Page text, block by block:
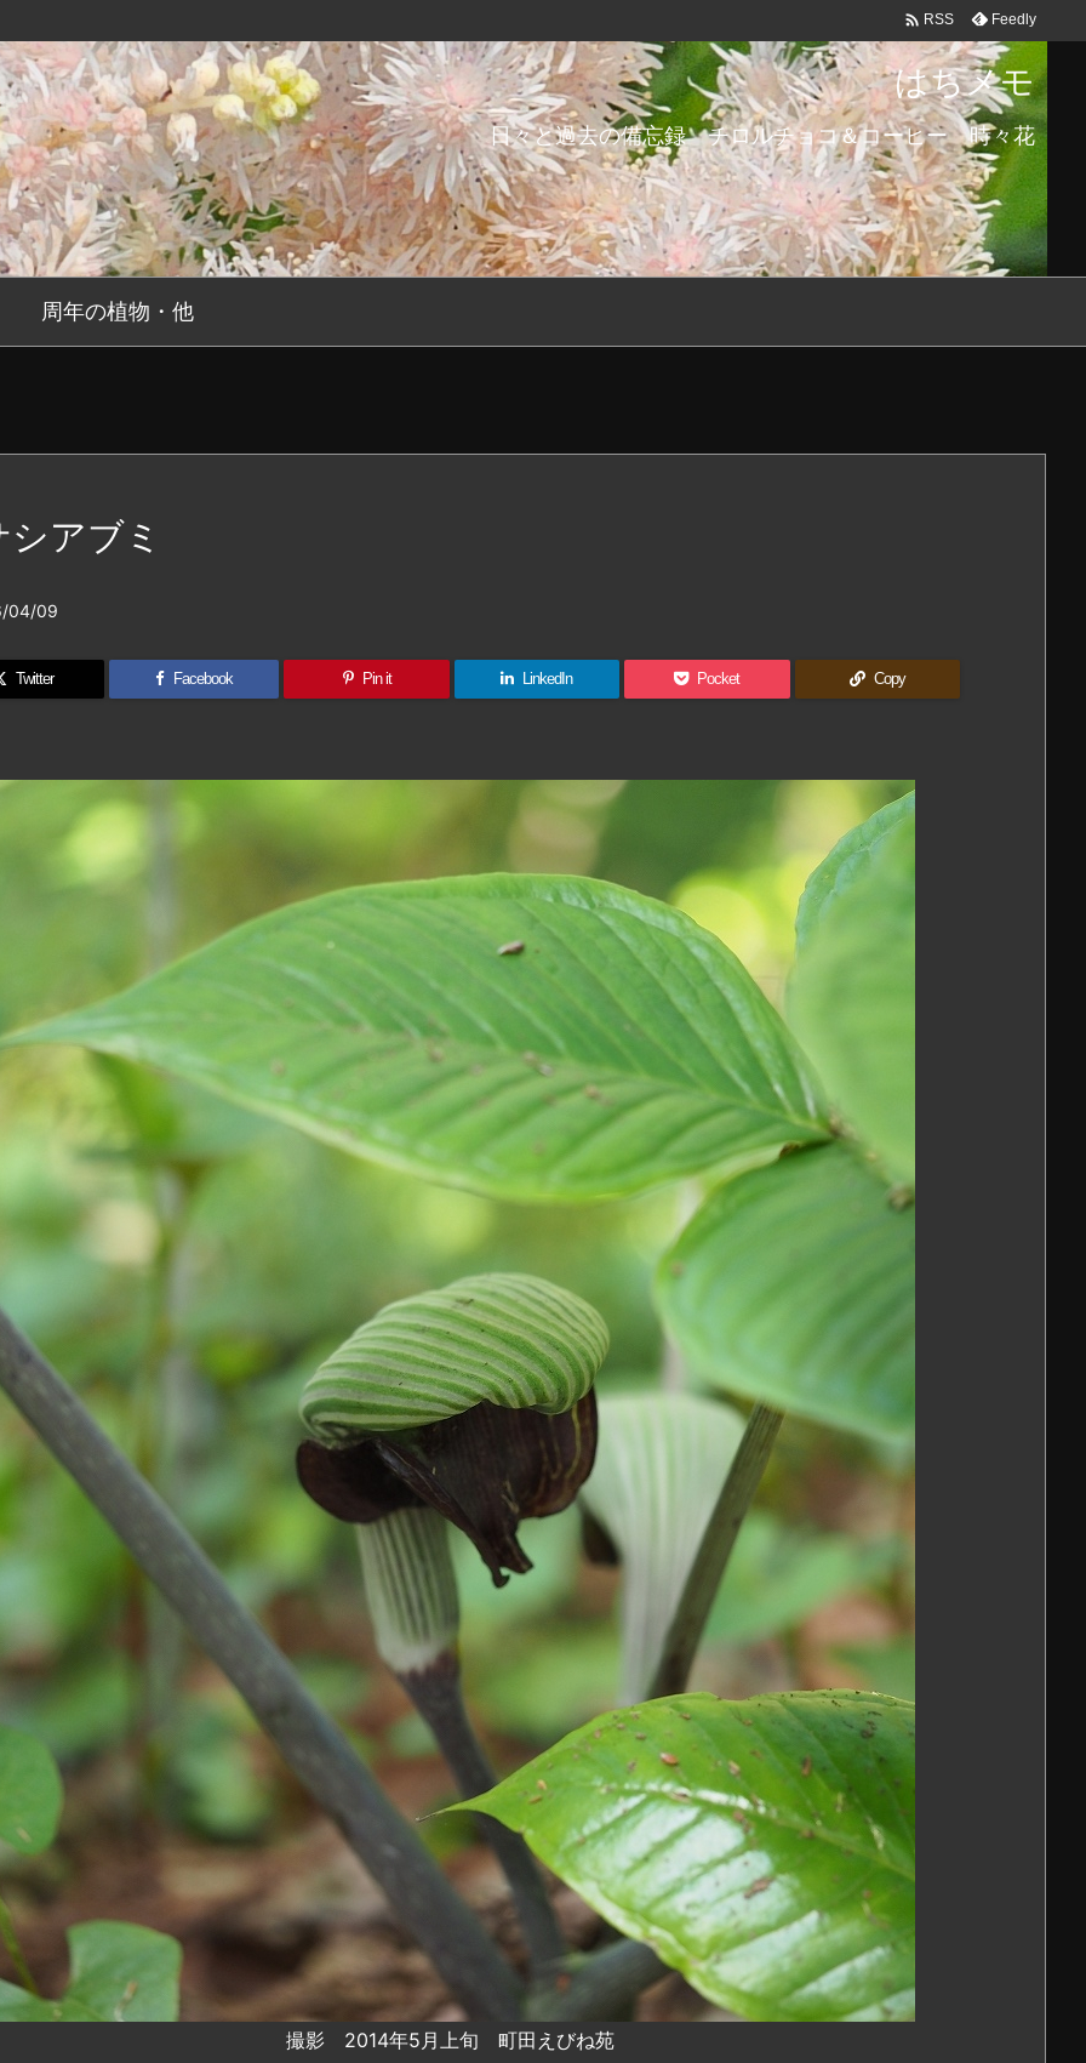
はちメモ
日々と過去の備忘録 チロルチョコ＆コーヒー 時々花
周年の植物・他
 RSS Feedly
アブミ
04/09
Twitter Facebook Pin it LinkedIn Pocket Copy
撮影 2014年5月上旬 町田えびね苑